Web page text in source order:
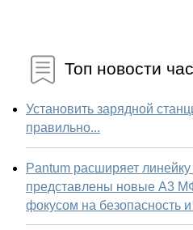
Топ новости
Установить зарядной
правильно...
Pantum расширяет
представлены новые А3
фокусом на безопасность